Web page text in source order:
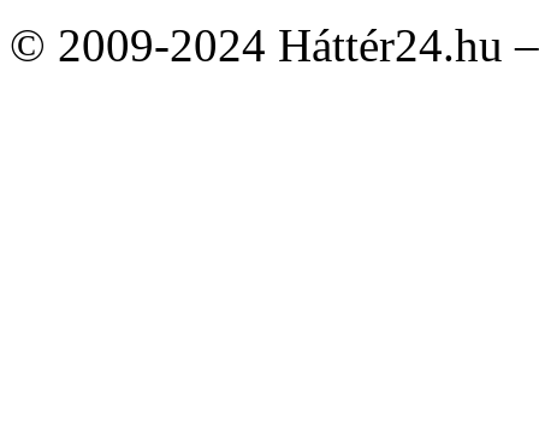
© 2009-2024 Háttér24.hu